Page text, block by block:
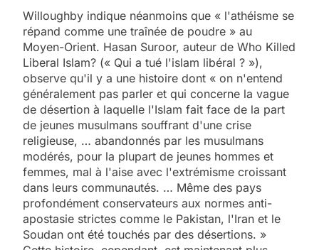
Willoughby indique néanmoins que « l'athéisme se
répand comme une traînée de poudre » au
Moyen-Orient. Hasan Suroor, auteur de Who Killed
Liberal Islam? (« Qui a tué l'islam libéral ? »),
observe qu'il y a une histoire dont « on n'entend
généralement pas parler et qui concerne la vague
de désertion à laquelle l'Islam fait face de la part
de jeunes musulmans souffrant d'une crise
religieuse, … abandonnés par les musulmans
modérés, pour la plupart de jeunes hommes et
femmes, mal à l'aise avec l'extrémisme croissant
dans leurs communautés. … Même des pays
profondément conservateurs aux normes anti-
apostasie strictes comme le Pakistan, l'Iran et le
Soudan ont été touchés par des désertions. »